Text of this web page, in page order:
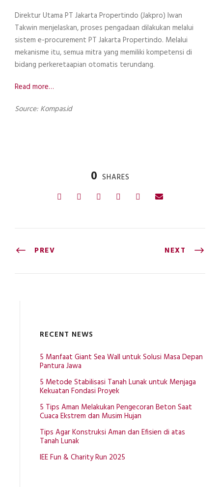
Direktur Utama PT Jakarta Propertindo (Jakpro) Iwan
Takwin menjelaskan, proses pengadaan dilakukan melalui
sistem e-procurement PT Jakarta Propertindo. Melalui
mekanisme itu, semua mitra yang memiliki kompetensi di
bidang perkeretaapian otomatis terundang.
Read more…
Source: Kompas.id
0 SHARES
PREV NEXT
RECENT NEWS
5 Manfaat Giant Sea Wall untuk Solusi Masa Depan
Pantura Jawa
5 Metode Stabilisasi Tanah Lunak untuk Menjaga
Kekuatan Fondasi Proyek
5 Tips Aman Melakukan Pengecoran Beton Saat
Cuaca Ekstrem dan Musim Hujan
Tips Agar Konstruksi Aman dan Efisien di atas
Tanah Lunak
IEE Fun & Charity Run 2025